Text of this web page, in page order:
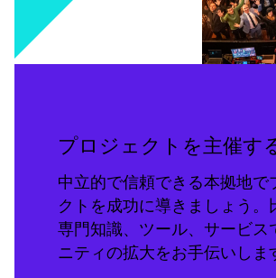
プロジェクトを主催す
中立的で信頼できる本拠地で
クトを成功に導きましょう。
専門知識、ツール、サービス
ニティの拡大をお手伝いしま